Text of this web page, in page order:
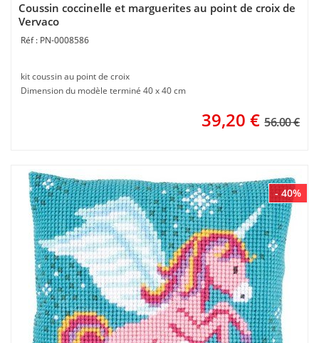
Coussin coccinelle et marguerites au point de croix de
Vervaco
PN-0008586
kit coussin au point de croix
Dimension du modèle terminé 40 x 40 cm
39,20 € 56.00 €
- 40%